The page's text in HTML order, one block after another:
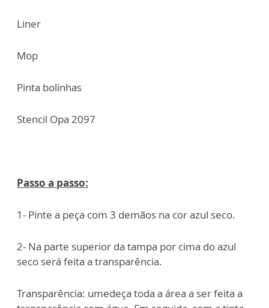
Liner
Mop
Pinta bolinhas
Stencil Opa 2097
Passo a passo:
1- Pinte a peça com 3 demãos na cor azul seco.
2- Na parte superior da tampa por cima do azul
seco será feita a transparência.
Transparência: umedeça toda a área a ser feita a